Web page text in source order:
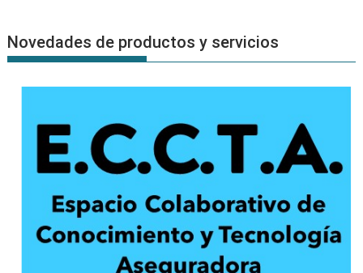
Novedades de productos y servicios